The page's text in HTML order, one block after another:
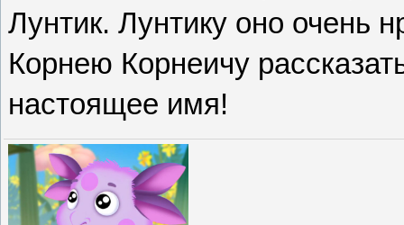
Лунтик. Лунтику оно очень
Корнею Корнеичу
настоящее имя!